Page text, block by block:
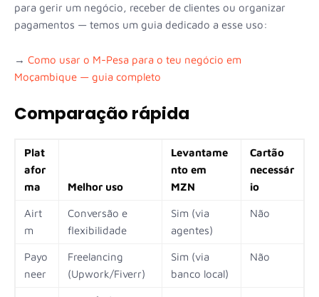
para gerir um negócio, receber de clientes ou organizar
pagamentos — temos um guia dedicado a esse uso:
→ Como usar o M-Pesa para o teu negócio em
Moçambique — guia completo
Comparação rápida
Plat
afor
ma
Melhor uso
Levantame
nto em
MZN
Cartão
necessár
io
Airt
m
Conversão e
flexibilidade
Sim (via
agentes)
Não
Payo
neer
Freelancing
(Upwork/Fiverr)
Sim (via
banco local)
Não